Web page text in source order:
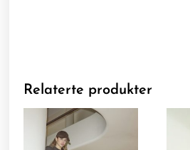
Relaterte produkter